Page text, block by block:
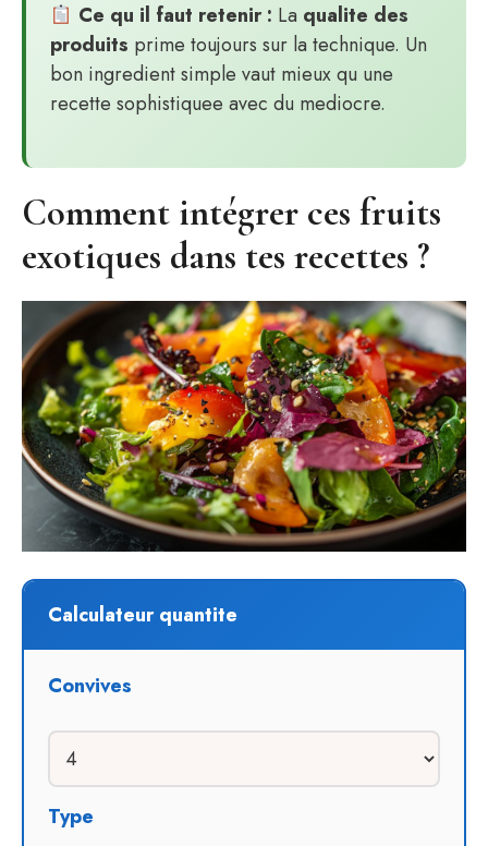
Ce qu il faut retenir : La qualite des
produits prime toujours sur la technique. Un
bon ingredient simple vaut mieux qu une
recette sophistiquee avec du mediocre.
Comment intégrer ces fruits
exotiques dans tes recettes ?
Calculateur quantite
Convives
Type